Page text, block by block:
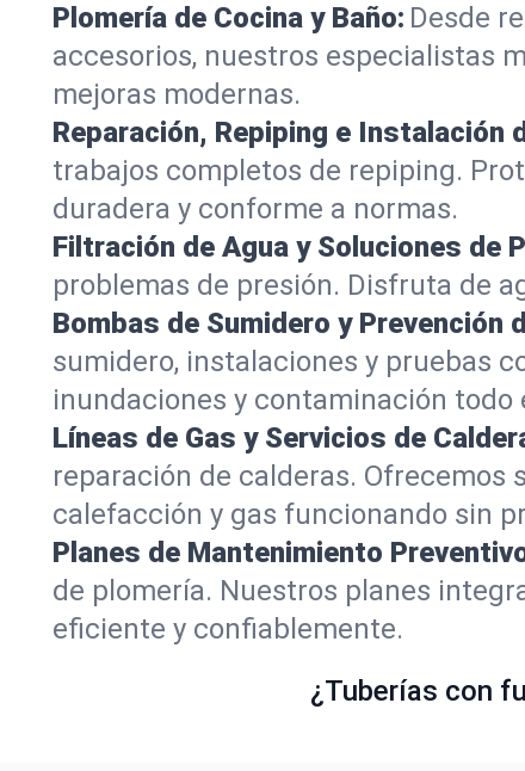
Plomería de Cocina y Baño: Desde
accesorios, nuestros especialistas
mejoras modernas.
Reparación, Repiping e Instalación
trabajos completos de repiping.
duradera y conforme a normas.
Filtración de Agua y Soluciones de
problemas de presión. Disfruta de
Bombas de Sumidero y Prevención
sumidero, instalaciones y pruebas
inundaciones y contaminación todo
Líneas de Gas y Servicios de
reparación de calderas.
calefacción y gas funcionando sin
Planes de Mantenimiento
de plomería. Nuestros planes
eficiente y confiablemente.
¿Tuberías con